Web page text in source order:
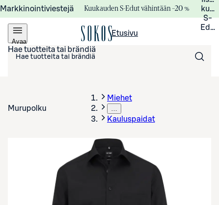
Markkinointiviestejä Kuukauden S-Edut vähintään –20 %
S-
Avaa
valikko
Etusivu
Hae tuotteita tai brändiä
Murupolku
Miehet
…
Kauluspaidat